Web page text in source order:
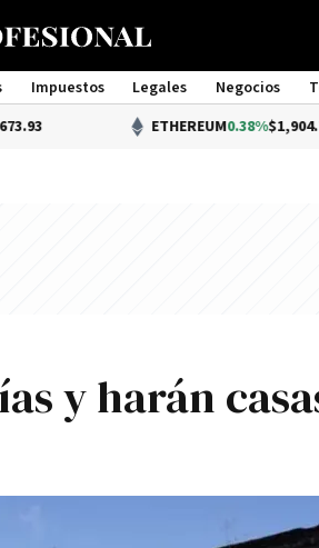
Impuestos Legales Negocios
ETHEREUM 0.38%$1,904.70
y harán